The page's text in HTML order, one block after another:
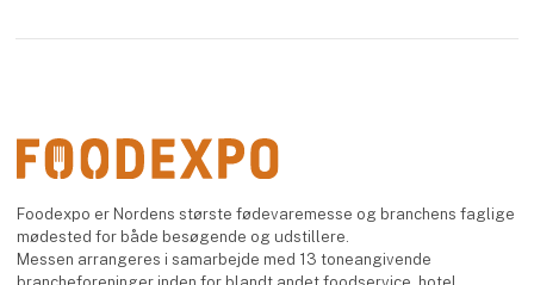
Foodexpo er Nordens største fødevaremesse og branchens faglige
mødested for både besøgende og udstillere.
Messen arrangeres i samarbejde med 13 toneangivende